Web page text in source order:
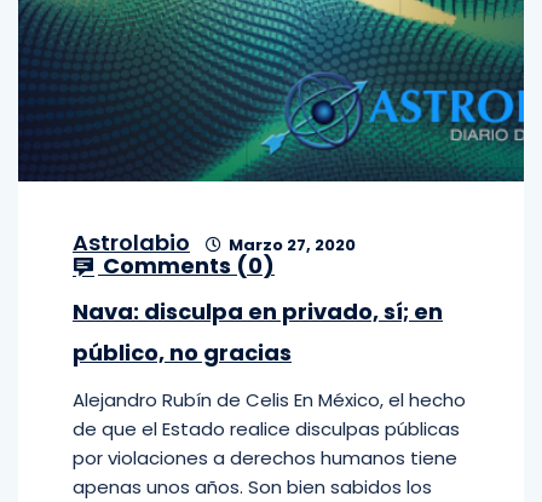
Astrolabio Marzo 27, 2020
Comments (0)
Nava: disculpa en privado, sí; en
público, no gracias
Alejandro Rubín de Celis En México, el hecho
de que el Estado realice disculpas públicas
por violaciones a derechos humanos tiene
apenas unos años. Son bien sabidos los